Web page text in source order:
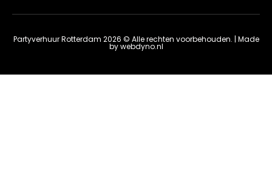
Partyverhuur Rotterdam 2026 © Alle rechten voorbehouden. | Made
bywebdyno.nl